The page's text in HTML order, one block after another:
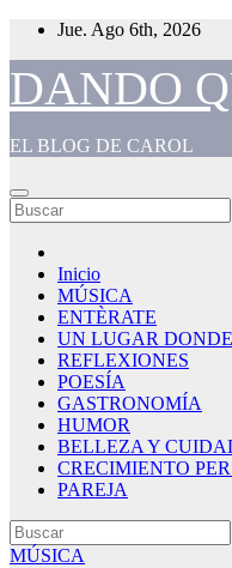
Saltar
contenido
Jue. Ago 6th, 2026
DANDO
EL BLOG DE CAROL
Inicio
MÚSICA
ENTÈRATE
UN LUGAR
REFLEXIONES
POESÍA
GASTRONOMÍA
HUMOR
BELLEZA Y
CRECIMIENTO
PAREJA
MÚSICA